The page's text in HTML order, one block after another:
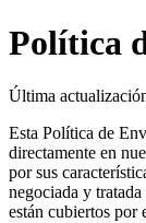
Política
Última
Esta Política de
directamente en
por sus
negociada y
están cubiertos por